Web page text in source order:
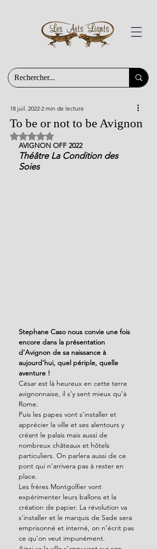
To be or not to be Avignon
18 juil. 2022 2 min de lecture
Noté NaN étoiles sur 5.
AVIGNON OFF 2022
Théâtre La Condition des
Soies
Stephane Caso nous convie une fois
encore dans la présentation
d’Avignon de sa naissance à
aujourd’hui, quel périple, quelle
aventure !
César est là heureux en cette terre
avignonnaise, il s’y sent mieux qu’à
Rome.
Puis les papes vont s’installer et
apprécier la ville et ses alentours y
créant le palais mais aussi de
nombreux châteaux et hôtels
particuliers. On parlera aussi de ce
pont qui n’arrivera pas à rester en
place.
Les frères Montgolfier vont
expérimenter leurs ballons et la
création de papier. La révolution va
s’installer et le marquis de Sade sera
emprisonné et interné, on n’écrit pas
ce qu’on veut impunément.